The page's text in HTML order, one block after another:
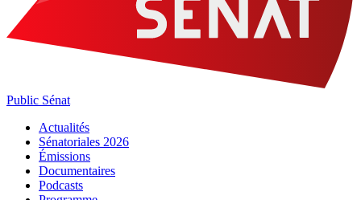
Public Sénat
Actualités
Sénatoriales 2026
Émissions
Documentaires
Podcasts